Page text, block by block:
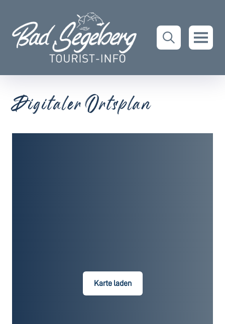
Digitaler Ortsplan
Karte laden